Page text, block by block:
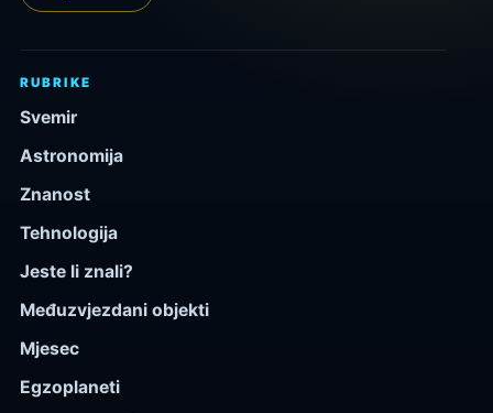
RUBRIKE
Svemir
Astronomija
Znanost
Tehnologija
Jeste li znali?
Međuzvjezdani objekti
Mjesec
Egzoplaneti